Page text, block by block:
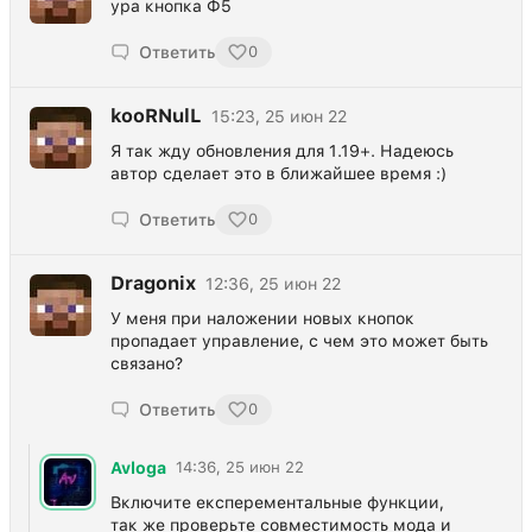
ура кнопка Ф5
Ответить 0
kooRNulL
15:23, 25 июн 22
Я так жду обновления для 1.19+. Надеюсь
автор сделает это в ближайшее время :)
Ответить 0
Dragonix 12:36, 25 июн 22
У меня при наложении новых кнопок
пропадает управление, с чем это может быть
связано?
Ответить 0
Avloga 14:36, 25 июн 22
Включите експерементальные функции,
так же проверьте совместимость мода и